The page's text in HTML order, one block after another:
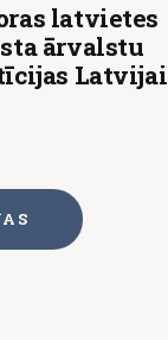
latvietes
ārvalstu
Latvijai